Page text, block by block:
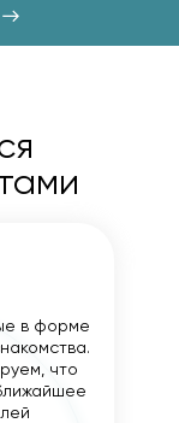
в форме
что